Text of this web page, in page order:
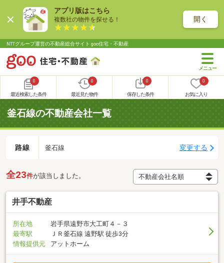
アプリ版はこちら
複数社の物件を探せる！ 開く
NTTグループ運営の不動産総合サイト goo住宅・不動産
0
最近検索した条件
0
最近見た物件
0
保存した条件
0
お気に入り
釜石線の不動産会社一覧
路線 釜石線 変更する
全23件が該当しました。
井手不動産
所在地
岩手県遠野市大工町４－３
最寄駅
ＪＲ釜石線 遠野駅 徒歩3分
情報提供元
アットホーム